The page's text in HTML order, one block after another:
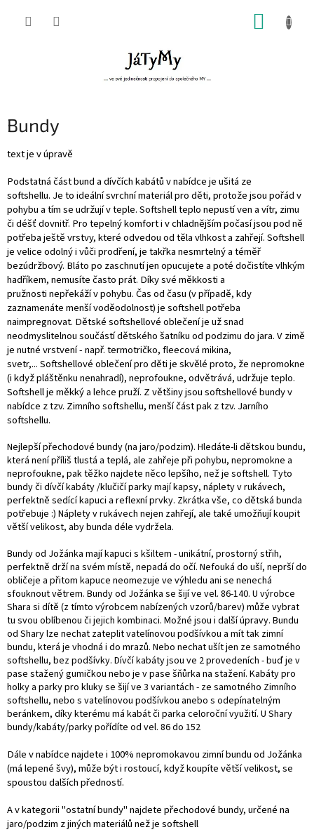
Bundy
text je v úpravě
Podstatná část bund a dívčích kabátů v nabídce je ušitá ze
softshellu. Je to ideální svrchní materiál pro děti, protože jsou pořád v
pohybu a tím se udržují v teple. Softshell teplo nepustí ven a vítr, zimu
či déšť dovnitř. Pro tepelný komfort i v chladnějším počasí jsou pod ně
potřeba ještě vrstvy, které odvedou od těla vlhkost a zahřejí. Softshell
je velice odolný i vůči prodření, je takřka nesmrtelný a téměř
bezúdržbový. Bláto po zaschnutí jen opucujete a poté dočistíte vlhkým
hadříkem, nemusíte často prát. Díky své měkkosti a
pružnosti nepřekáží v pohybu. Čas od času (v případě, kdy
zaznamenáte menší voděodolnost) je softshell potřeba
naimpregnovat. Dětské softshellové oblečení je už snad
neodmyslitelnou součástí dětského šatníku od podzimu do jara. V zimě
je nutné vrstvení - např. termotričko, fleecová mikina,
svetr,... Softshellové oblečení pro děti je skvělé proto, že nepromokne
(i když pláštěnku nenahradí), neprofoukne, odvětrává, udržuje teplo.
Softshell je měkký a lehce pruží. Z většiny jsou softshellové bundy v
nabídce z tzv. Zimního softshellu, menší část pak z tzv. Jarního
softshellu.
Nejlepší přechodové bundy (na jaro/podzim). Hledáte-li dětskou bundu,
která není příliš tlustá a teplá, ale zahřeje při pohybu, nepromokne a
neprofoukne, pak těžko najdete něco lepšího, než je softshell. Tyto
bundy či dívčí kabáty /klučičí parky mají kapsy, náplety v rukávech,
perfektně sedící kapuci a reflexní prvky. Zkrátka vše, co dětská bunda
potřebuje :) Náplety v rukávech nejen zahřejí, ale také umožňují koupit
větší velikost, aby bunda déle vydržela.
Bundy od Jožánka mají kapuci s kšiltem - unikátní, prostorný střih,
perfektně drží na svém místě, nepadá do očí. Nefouká do uší, neprší do
obličeje a přitom kapuce neomezuje ve výhledu ani se nenechá
sfouknout větrem. Bundy od Jožánka se šijí ve vel. 86-140. U výrobce
Shara si dítě (z tímto výrobcem nabízených vzorů/barev) může vybrat
tu svou oblíbenou či jejich kombinaci. Možné jsou i další úpravy. Bundu
od Shary lze nechat zateplit vatelínovou podšívkou a mít tak zimní
bundu, která je vhodná i do mrazů. Nebo nechat ušít jen ze samotného
softshellu, bez podšívky. Dívčí kabáty jsou ve 2 provedeních - buď je v
pase stažený gumičkou nebo je v pase šňůrka na stažení. Kabáty pro
holky a parky pro kluky se šijí ve 3 variantách - ze samotného Zimního
softshellu, nebo s vatelínovou podšívkou anebo s odepínatelným
beránkem, díky kterému má kabát či parka celoroční využití. U Shary
bundy/kabáty/parky pořídíte od vel. 86 do 152
Dále v nabídce najdete i 100% nepromokavou zimní bundu od Jožánka
(má lepené švy), může být i rostoucí, když koupíte větší velikost, se
spoustou dalších předností.
A v kategorii "ostatní bundy" najdete přechodové bundy, určené na
jaro/podzim z jiných materiálů než je softshell